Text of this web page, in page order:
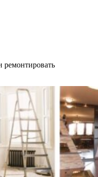
ремонтировать